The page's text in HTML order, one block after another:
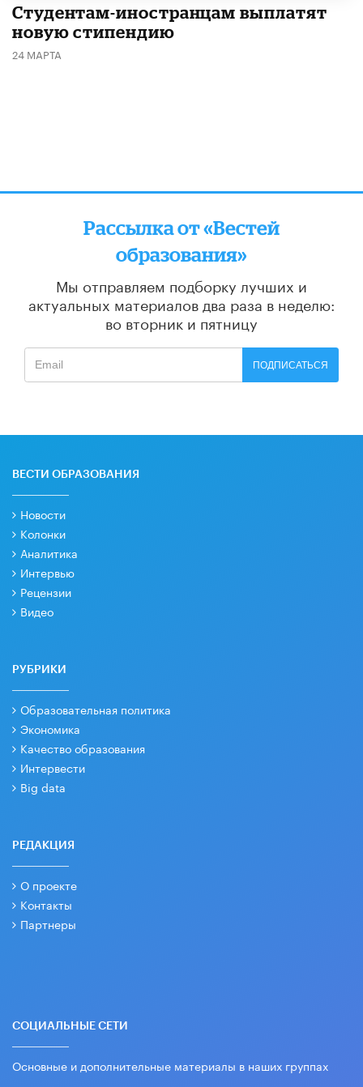
Студентам-иностранцам выплатят
новую стипендию
24 МАРТА
Рассылка от «Вестей
образования»
Мы отправляем подборку лучших и
актуальных материалов два раза в неделю:
во вторник и пятницу
ПОДПИСАТЬСЯ
ВЕСТИ ОБРАЗОВАНИЯ
Новости
Колонки
Аналитика
Интервью
Рецензии
Видео
РУБРИКИ
Образовательная политика
Экономика
Качество образования
Интервести
Big data
РЕДАКЦИЯ
О проекте
Контакты
Партнеры
СОЦИАЛЬНЫЕ СЕТИ
Основные и дополнительные материалы в наших группах